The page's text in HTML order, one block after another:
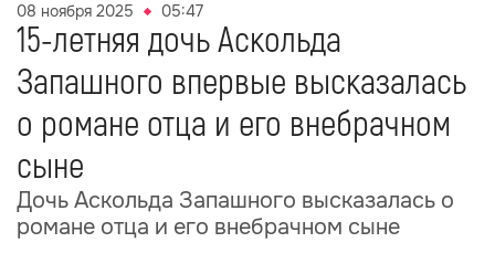
08 ноября 2025 05:47
15-летняя дочь Аскольда
Запашного впервые высказалась
о романе отца и его внебрачном
сыне
Дочь Аскольда Запашного высказалась о
романе отца и его внебрачном сыне